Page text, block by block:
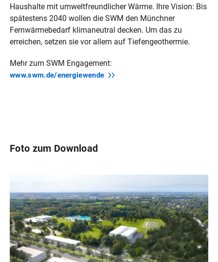
Haushalte mit umweltfreundlicher Wärme. Ihre Vision: Bis
spätestens 2040 wollen die SWM den Münchner
Fernwärmebedarf klimaneutral decken. Um das zu
erreichen, setzen sie vor allem auf Tiefengeo­thermie.
Mehr zum SWM Engagement:
www.swm.de/energiewende
Foto zum Download